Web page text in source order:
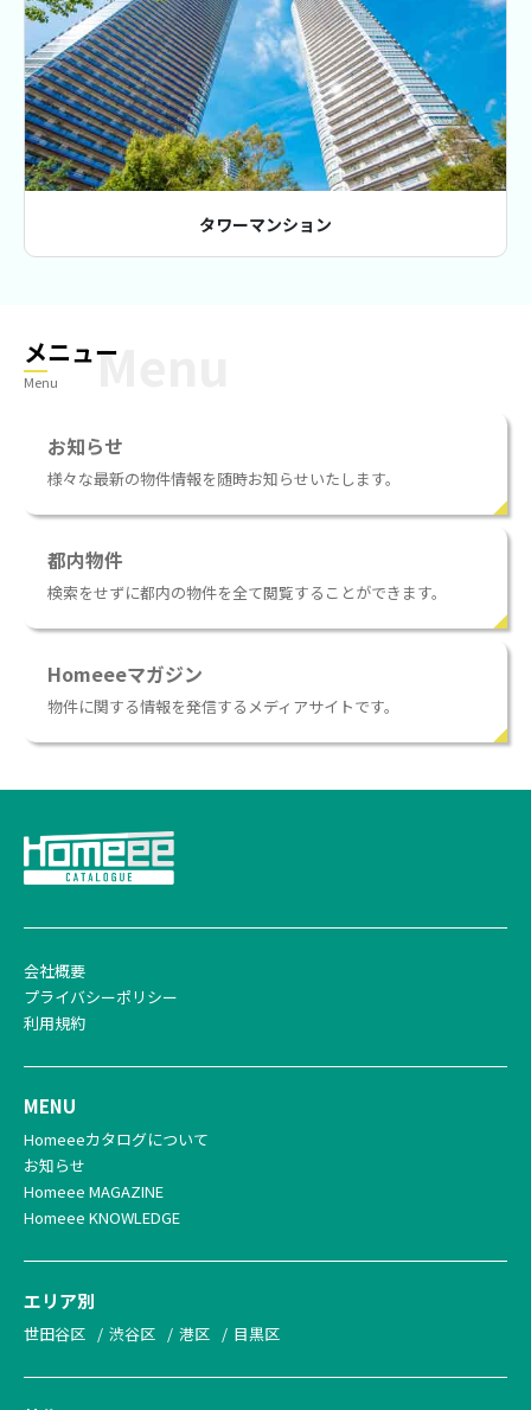
タワーマンション
メニュー
Menu
お知らせ
様々な最新の物件情報を随時お知らせいたします。
都内物件
検索をせずに都内の物件を全て閲覧することができます。
Homeeeマガジン
物件に関する情報を発信するメディアサイトです。
会社概要
プライバシーポリシー
利用規約
MENU
Homeeeカタログについて
お知らせ
Homeee MAGAZINE
Homeee KNOWLEDGE
エリア別
世田谷区 渋谷区 港区 目黒区